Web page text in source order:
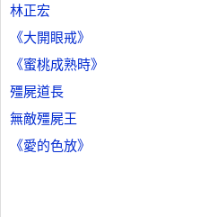
林正宏
《大開眼戒》
《蜜桃成熟時》
殭屍道長
無敵殭屍王
《愛的色放》